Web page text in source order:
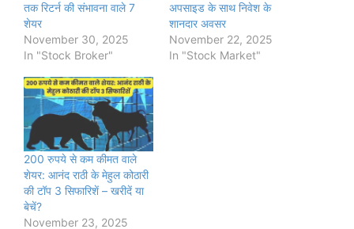
तक रिटर्न की संभावना वाले 7
शेयर
November 30, 2025
In "Stock Broker"
अपसाइड के साथ निवेश के
शानदार अवसर
November 22, 2025
In "Stock Market"
200 रुपये से कम कीमत वाले
शेयर: आनंद राठी के मेहुल कोठारी
की टॉप 3 सिफारिशें – खरीदें या
बेचें?
November 23, 2025